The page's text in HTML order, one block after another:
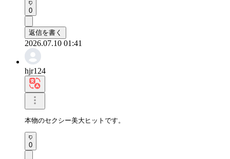
0
返信を書く
2026.07.10 01:41
hjr124
本物のセクシー美大ヒットです。
0